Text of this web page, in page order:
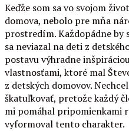
Keďže som sa vo svojom
domova, nebolo pre mňa
prostredím. Každopádne by
sa neviazal na deti z
postavu výhradne
vlastnosťami, ktoré mal
z detských domovov.
škatuľkovať, pretože každý
mi pomáhal pripomienkami
vyformoval tento charakter.